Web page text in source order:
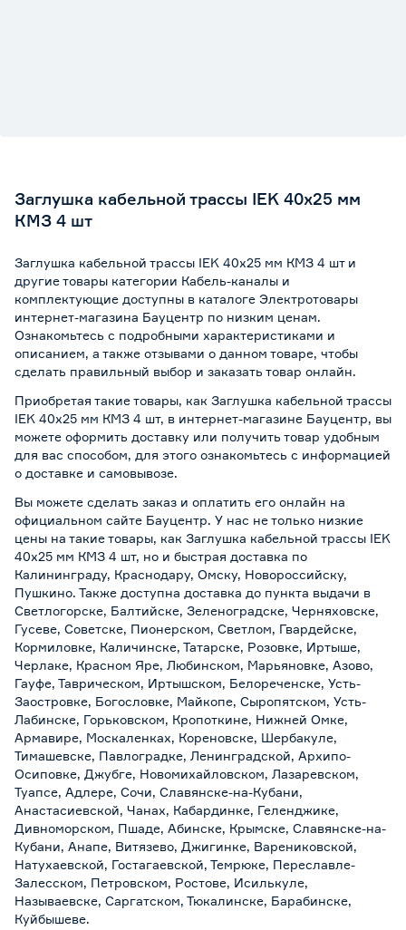
Заглушка кабельной трассы IEK 40х25 мм
КМЗ 4 шт
Заглушка кабельной трассы IEK 40х25 мм КМЗ 4 шт и
другие товары категории Кабель-каналы и
комплектующие доступны в каталоге Электротовары
интернет-магазина Бауцентр по низким ценам.
Ознакомьтесь с подробными характеристиками и
описанием, а также отзывами о данном товаре, чтобы
сделать правильный выбор и заказать товар онлайн.
Приобретая такие товары, как Заглушка кабельной трассы
IEK 40х25 мм КМЗ 4 шт, в интернет-магазине Бауцентр, вы
можете оформить доставку или получить товар удобным
для вас способом, для этого ознакомьтесь с информацией
о доставке и самовывозе.
Вы можете сделать заказ и оплатить его онлайн на
официальном сайте Бауцентр. У нас не только низкие
цены на такие товары, как Заглушка кабельной трассы IEK
40х25 мм КМЗ 4 шт, но и быстрая доставка по
Калининграду, Краснодару, Омску, Новороссийску,
Пушкино. Также доступна доставка до пункта выдачи в
Светлогорске, Балтийске, Зеленоградске, Черняховске,
Гусеве, Советске, Пионерском, Светлом, Гвардейске,
Кормиловке, Каличинске, Татарске, Розовке, Иртыше,
Черлаке, Красном Яре, Любинском, Марьяновке, Азово,
Гауфе, Таврическом, Иртышском, Белореченске, Усть-
Заостровке, Богословке, Майкопе, Сыропятском, Усть-
Лабинске, Горьковском, Кропоткине, Нижней Омке,
Армавире, Москаленках, Кореновске, Шербакуле,
Тимашевске, Павлоградке, Ленинградской, Архипо-
Осиповке, Джубге, Новомихайловском, Лазаревском,
Туапсе, Адлере, Сочи, Славянске-на-Кубани,
Анастасиевской, Чанах, Кабардинке, Геленджике,
Дивноморском, Пшаде, Абинске, Крымске, Славянске-на-
Кубани, Анапе, Витязево, Джигинке, Варениковской,
Натухаевской, Гостагаевской, Темрюке, Переславле-
Залесском, Петровском, Ростове, Исилькуле,
Называевске, Саргатском, Тюкалинске, Барабинске,
Куйбышеве.